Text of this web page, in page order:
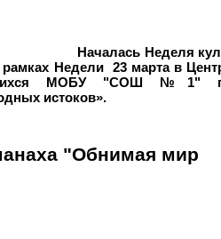
Началась Неделя
Недели 23 марта в
МОБУ "СОШ №1"
истоков».
"Обнимая мир